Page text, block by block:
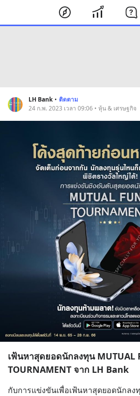
LH Bank • ติดตาม
24 ก.พ. 2023 เวลา 09:06 • หุ้น & เศรษฐกิจ
เฟ้นหาสุดยอดนักลงทุน MUTUAL
TOURNAMENT จาก LH Bank
กับการแข่งขันเพื่อเฟ้นหาสุดยอดนักลง